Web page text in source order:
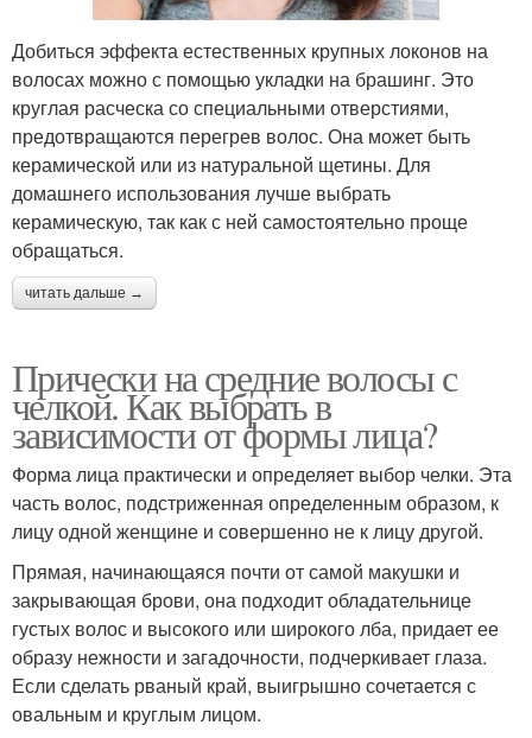
Добиться эффекта естественных крупных локонов на
волосах можно с помощью укладки на брашинг. Это
круглая расческа со специальными отверстиями,
предотвращаются перегрев волос. Она может быть
керамической или из натуральной щетины. Для
домашнего использования лучше выбрать
керамическую, так как с ней самостоятельно проще
обращаться.
читать дальше →
Прически на средние волосы с
челкой. Как выбрать в
зависимости от формы лица?
Форма лица практически и определяет выбор челки. Эта
часть волос, подстриженная определенным образом, к
лицу одной женщине и совершенно не к лицу другой.
Прямая, начинающаяся почти от самой макушки и
закрывающая брови, она подходит обладательнице
густых волос и высокого или широкого лба, придает ее
образу нежности и загадочности, подчеркивает глаза.
Если сделать рваный край, выигрышно сочетается с
овальным и круглым лицом.